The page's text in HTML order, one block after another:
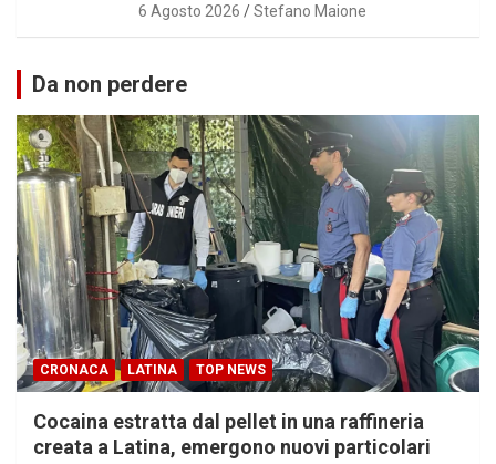
6 Agosto 2026 Stefano Maione
Da non perdere
CRONACA LATINA TOP NEWS
Cocaina estratta dal pellet in una raffineria
creata a Latina, emergono nuovi particolari